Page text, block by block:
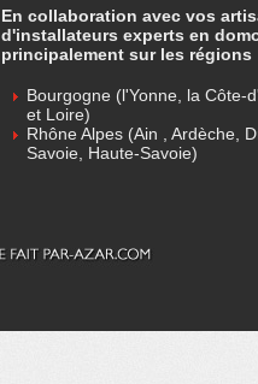
En collaboration avec vos
d'installateurs experts en
principalement sur les régions
Bourgogne (l'Yonne, la Côte-
et Loire)
Rhône Alpes (Ain , Ardèche,
Savoie, Haute-Savoie)